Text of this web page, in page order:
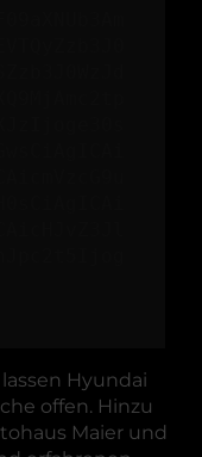
Hyundai
offen. Hinzu
Maier und